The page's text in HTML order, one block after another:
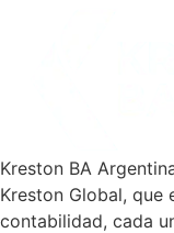
Kreston BA
Kreston Global, que
contabilidad, cada